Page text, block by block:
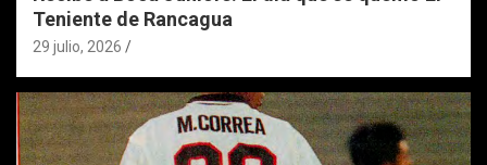
Teniente de Rancagua
29 julio, 2026